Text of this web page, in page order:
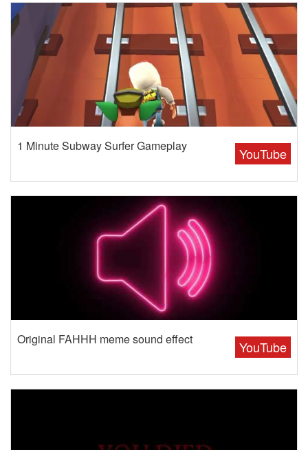
YouTube
1 Minute Subway Surfer Gameplay
YouTube
Original FAHHH meme sound effect